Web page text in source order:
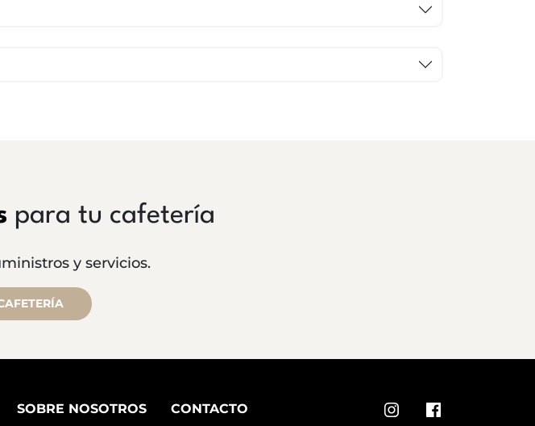
para tu cafetería
y servicios.
SOBRE NOSOTROS CONTACTO